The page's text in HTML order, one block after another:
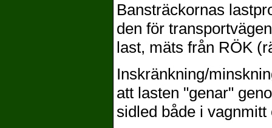
Bansträckornas
den för
last, mäts från RÖK
Inskränkning/
att lasten "genar"
sidled både i